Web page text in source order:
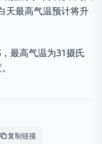
天最高气温预计将升
最高气温为31摄氏
复制链接